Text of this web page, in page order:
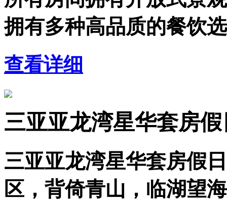
拥有多种高品质的餐饮
查看详细
三亚亚龙湾星华套房
三亚亚龙湾星华套房假
区，背倚青山，临湖望